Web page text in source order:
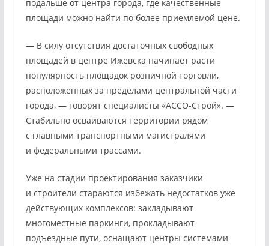
подальше от центра города, где качественные
площади можно найти по более приемлемой цене.
— В силу отсутствия достаточных свободных
площадей в центре Ижевска начинает расти
популярность площадок розничной торговли,
расположенных за пределами центральной части
города, — говорят специалисты «АССО-Строй». —
Стабильно осваиваются территории рядом
с главными транспортными магистралями
и федеральными трассами.
Уже на стадии проектирования заказчики
и строители стараются избежать недостатков уже
действующих комплексов: закладывают
многоместные паркинги, прокладывают
подъездные пути, оснащают центры системами